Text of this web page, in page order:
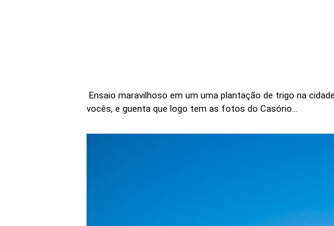
Ensaio maravilhoso em um uma plantação de trigo na
vocês, e guenta que logo tem as fotos do Casório...